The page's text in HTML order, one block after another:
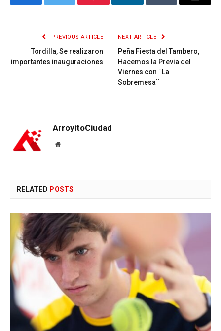
FacebookTwitter Pinterest LinkedInTumblr Email
PREVIOUS ARTICLE
Tordilla, Se realizaron
importantes inauguraciones
NEXT ARTICLE
Peña Fiesta del Tambero,
Hacemos la Previa del
Viernes con ¨La
Sobremesa¨
ArroyitoCiudad
Website
RELATED POSTS